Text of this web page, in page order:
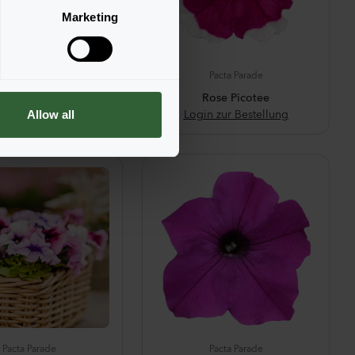
Marketing
Allow all
Morn Impr.
zur Bestellung
Pacta Parade
Rose Picotee
Login zur Bestellung
Pacta Parade Pacta Parade